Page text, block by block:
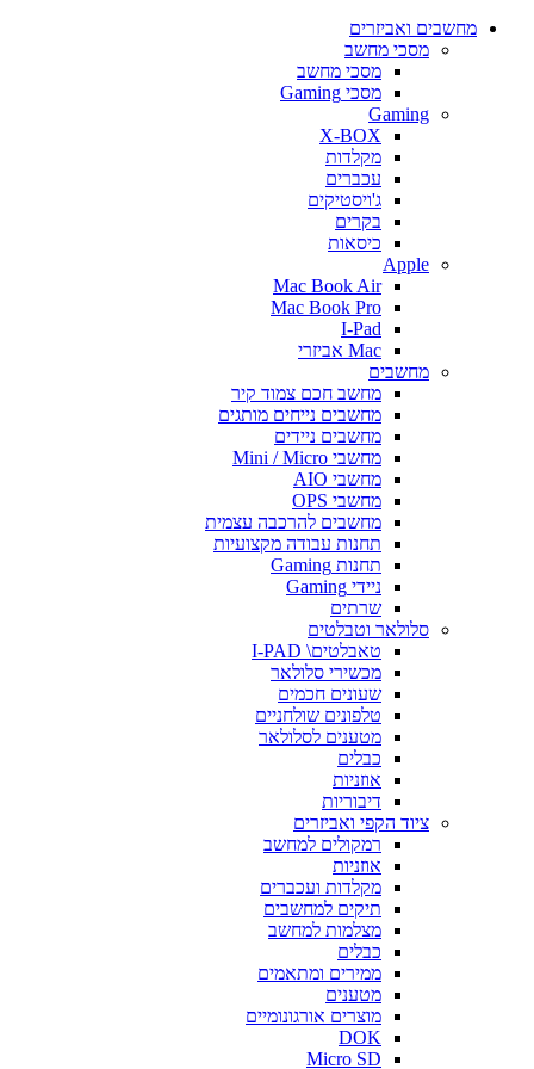
ואביזרים
מסכי מחשב
מסכי מחשב
Gaming
X-BOX
מקלדות
עכברים
ג'ויסטיקים
בקרים
כיסאות
Apple
Mac Book Air
Mac Book Pro
מחשבים
מחשב חכם צמוד קיר
מחשבים נייחים מותגים
מחשבים ניידים
מחשבי Mini / Micro
מחשבי AIO
מחשבי OPS
מחשבים להרכבה עצמית
תחנות עבודה מקצועיות
תחנות Gaming
שרתים
סלולאר וטבלטים
טאבלטים\ I-PAD
מכשירי סלולאר
שעונים חכמים
טלפונים שולחניים
מטענים לסלולאר
כבלים
אוזניות
דיבוריות
ציוד הקפי ואביזרים
רמקולים למחשב
אוזניות
מקלדות ועכברים
תיקים למחשבים
מצלמות למחשב
כבלים
ממירים ומתאמים
מטענים
מוצרים אורגונומיים
DOK
Micro SD